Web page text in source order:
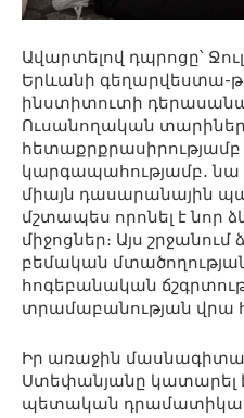
Ավարտելով դպրոցը՝
Երևանի գեղարվեստա-
ինստիտուտի
Ուսանողական
կարգապահությամբ․ նա
միայն դասարանային
մշտապես որոնել է
միջոցներ։ Այս
բեմական
հոգեբանական
տրամաբանության վրա
Իր առաջին
Ստեփանյանը կատարել
պետական